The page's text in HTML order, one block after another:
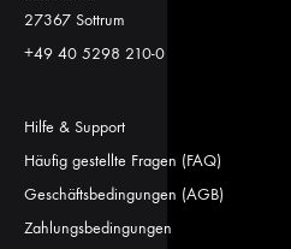
27367 Sottrum
+49 40 5298 210-0
Hilfe & Support
Häufig gestellte Fragen (FAQ)
Geschäftsbedingungen (AGB)
Zahlungsbedingungen